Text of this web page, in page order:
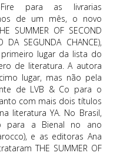
Fire para as livrarias
de um mês, o novo
SUMMER OF SECOND
SEGUNDA CHANCE),
lugar da lista do
de literatura. A autora
lugar, mas não pela
de LVB & Co para o
com mais dois títulos
literatura YA. No Brasil,
para a Bienal no ano
e as editoras Ana
THE SUMMER OF